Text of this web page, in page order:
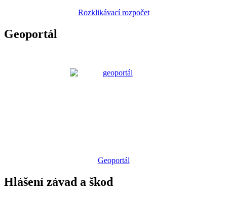
Rozklikávací rozpočet
Geoportál
Geoportál
Hlášení závad a škod